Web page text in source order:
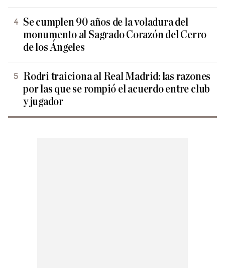
Se cumplen 90 años de la voladura del
monumento al Sagrado Corazón del Cerro
de los Ángeles
Rodri traiciona al Real Madrid: las razones
por las que se rompió el acuerdo entre club
y jugador